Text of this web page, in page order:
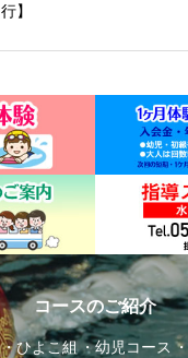
行】
コースのご紹介
ひよこ組 幼児コース